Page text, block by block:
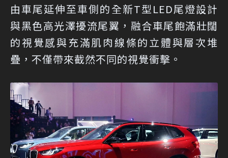
由車尾延伸至車側的全新T型LED尾燈設計
與黑色高光澤擾流尾翼，融合車尾飽滿壯闊
的視覺感與充滿肌肉線條的立體與層次堆
疊，不僅帶來截然不同的視覺衝擊。